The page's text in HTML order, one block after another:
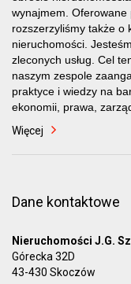
wynajmem. Oferowane
rozszerzyliśmy także o
nieruchomości.
zleconych usług. Cel
naszym zespole
praktyce i wiedzy na
ekonomii, prawa,
Więcej
Dane kontaktowe
Nieruchomości J.G.
Górecka 32D
43-430 Skoczów